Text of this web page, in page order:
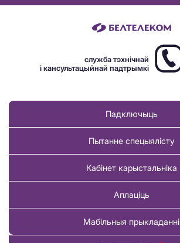
служба тэхнічнай
і кансультацыйнай падтрымкі
Падключыць
Пытанне спецыялісту
Кабінет карыстальніка
Аплаціць
Мабільныя прыкладанні